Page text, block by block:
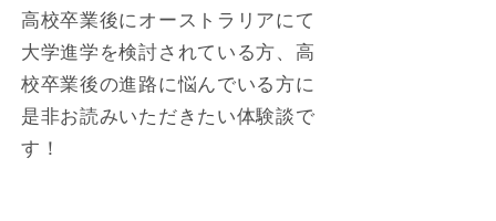
高校卒業後にオーストラリアにて
大学進学を検討されている方、高
校卒業後の進路に悩んでいる方に
是非お読みいただきたい体験談で
す！